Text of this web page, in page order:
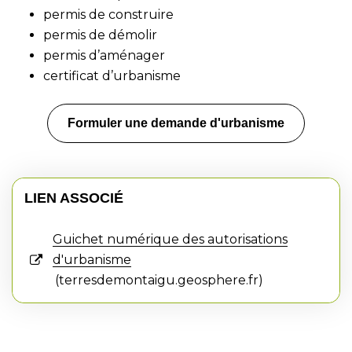
permis de construire
permis de démolir
permis d’aménager
certificat d’urbanisme
Formuler une demande d'urbanisme
LIEN ASSOCIÉ
Guichet numérique des autorisations
d'urbanisme
terresdemontaigu.geosphere.fr